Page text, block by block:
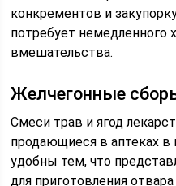
конкрементов и
потребует немедленного
вмешательства.
Желчегонные
Смеси трав и ягод
продающиеся в аптеках
удобны тем, что
для приготовления отвара